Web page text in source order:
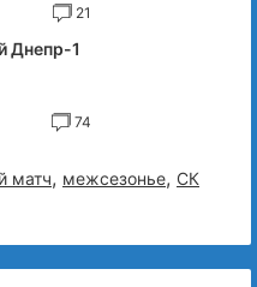
21
Днепр-1
74
матч, межсезонье, СК